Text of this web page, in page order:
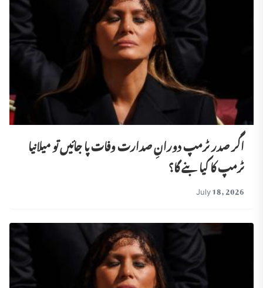
اگر صدر ٹرمپ دورانِ صدارت وفات پا جائیں تو میلانیا
ٹرمپ کا کیا بنے گا؟
July 18, 2026